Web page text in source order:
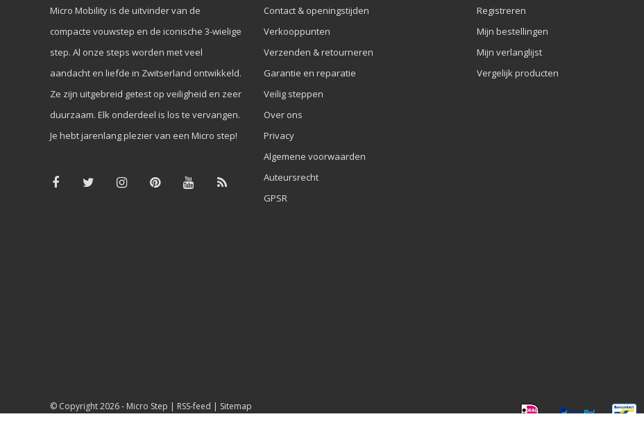
Micro Mobility is de uitvinder van de
compacte vouwstep en de iconische 3-wielige
step. Al onze steps worden met veel
aandacht en liefde in Zwitserland ontwikkeld.
Ze zijn uitgebreid getest op veiligheid en zeer
duurzaam. Elk onderdeel is los te vervangen.
Je hebt jarenlang plezier van een Micro step!
Contact & openingstijden
Verkooppunten
Verzenden & retourneren
Garantie en reparatie
Veilig steppen
Over ons
Privacy
Algemene voorwaarden
Auteursrecht
GPSR
Registreren
Mijn bestellingen
Mijn verlanglijst
Vergelijk producten
© Copyright 2026 - Micro Step RSS-feed Sitemap